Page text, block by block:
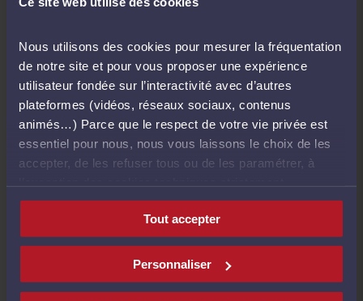
Nous utilisons des cookies pour mesurer la fréquentation
de notre site et pour vous proposer une expérience
utilisateur fondée sur l’interactivité avec d’autres
plateformes (vidéos, réseaux sociaux, contenus
animés…) Parce que le respect de votre vie privée est
essentiel pour nous, nous vous laissons le choix de les
accepter, de les refuser tous ou de les paramétrer, à
nécessaires au fonctionnement du site.
Tout accepter
Personnaliser
organisation de formations et conférences dédiées,
mais aussi mobilisation des barreaux, des tribunaux
et des cours pour signer, localement, des
conventions médiation et engager conjointement
des expérimentations dans ce domaine.
Cinq après, Sylvain Humbert, secrétaire général
adjoint du Conseil d’État et Hirbod Dehghani-Azar,
avocat, médiateur et responsable de la commission
différends) du CNB reviennent sur le bilan et les
actions menées et à venir dans le cadre de cette